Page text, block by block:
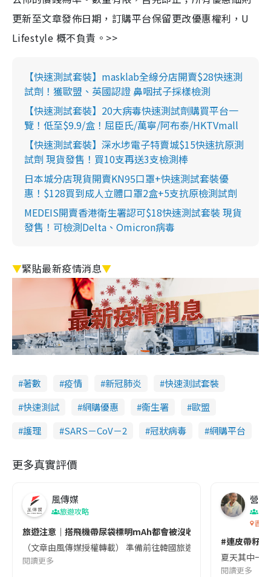
更新至文章發佈日期，訂購平台保留更改優惠權利，U
Lifestyle 概不負責。>>
【快速測試套裝】masklab全線分店開賣$28快速測
試劑！獲歐盟、英國認證 鼻咽拭子採樣檢測
【快速測試套裝】20大病毒快速測試劑購買平台一
覽！低至$9.9/盒！屈臣氏/萬寧/阿布泰/HKTVmall
【快速測試套裝】深水埗電子特賣城$15快速抗原測
試劑 現貨發售！買10支再送3支檢測棒
日本城分店現貨開賣KN95口罩+快速測試套裝優
惠！$128買到成人立體口罩2盒+5支抗原檢測試劑
MEDEIS開賣香港衛生署認可$18快速測試套裝 現貨
發售！可檢測Delta、Omicron病毒
▼緊貼最新疫情消息▼
著數 疫情 新冠肺炎
快速測試套裝
快速測試
網購優惠 衞生署
歐盟
護理
SARS－CoV－2 冠狀病毒 網購平台
更多真實評價
風傳媒
旅遊攻略
旅遊注意｜搭飛機帶尿袋標明mAh都會被沒收😱出發前切記檢查
（文章由風傳媒授權轉載） 準備前往韓國旅遊的民眾，近期要
閱讀更多
營養
香港
#連皮帶籽
夏天其中一
閱讀更多